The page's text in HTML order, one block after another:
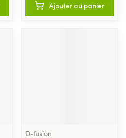
Ajouter au panier
D-fusion